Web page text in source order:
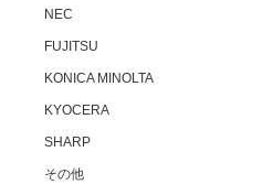
NEC
FUJITSU
KONICA MINOLTA
KYOCERA
SHARP
その他